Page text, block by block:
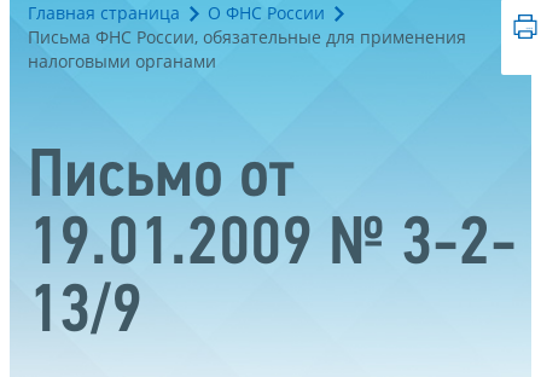
Главная страница
О ФНС России
Письма ФНС России, обязательные для применения
налоговыми органами
Письмо от
19.01.2009 № 3-2-
13/9